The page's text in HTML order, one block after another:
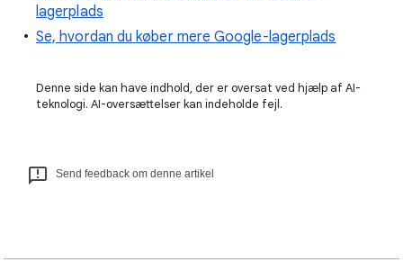
lagerplads
Se, hvordan du køber mere Google-lagerplads
Denne side kan have indhold, der er oversat ved hjælp af AI-
teknologi. AI-oversættelser kan indeholde fejl.
Send feedback om denne artikel